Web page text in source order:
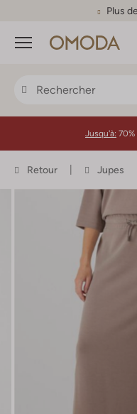
Plus
Menu
Jusqu'à:
Retour Jupes